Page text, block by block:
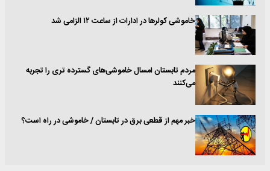
خاموشی کولر‌ها در ادارات از ساعت ۱۲ الزامی شد
مردم تابستان امسال خاموشی‌های گسترده تری را تجربه
می‌کنند
خبر مهم از قطعی برق در تابستان / خاموشی در راه است؟